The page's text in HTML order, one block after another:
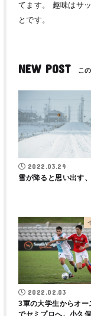
てます。 趣味はサ
とです。
NEW POST
2022.03.29
雪が降ると思い出す
2022.02.03
3軍の大学生からオー